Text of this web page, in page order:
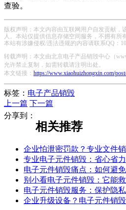
查验。
版权声明：本文内容由互联网用户自发贡献，
人。本站仅提供信息存储空间服务，不拥有所
本站有涉嫌侵权/违法违规的内容请联系QQ：
转载声明：本文由北京电子产品销毁中心（
允许禁止复制，如需转载请注明出处。
本文链接： https://www.xiaohuizhongxin.com/
标签： 电子产品销毁
上一篇 下一篇
分享到：
相关推荐
企业怕泄密罚款？专业文件
专业电子元件销毁：省心省
电子元件销毁痛点：如何避
别小看电子元件销毁：它能
电子元件销毁服务：保护隐
企业升级设备？电子元件销